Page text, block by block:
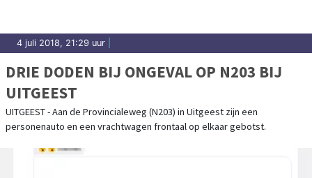
4 juli 2018, 21:29 uur
DRIE DODEN BIJ ONGEVAL OP N203 BIJ
UITGEEST
UITGEEST - Aan de Provincialeweg (N203) in Uitgeest zijn een
personenauto en een vrachtwagen frontaal op elkaar gebotst.